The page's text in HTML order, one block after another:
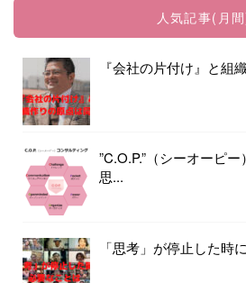
人気記事(月
『会社の片付け』と組
”C.O.P.”（シーオーピ
思...
「思考」が停止した時